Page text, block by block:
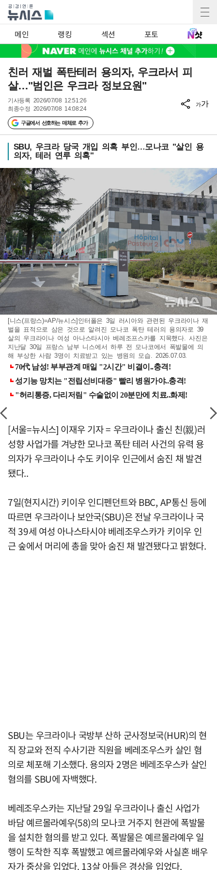
메인 랭킹 섹션 포토
친러 재벌 폭탄테러 용의자, 우크라서 피
살…"범인은 우크라 정보요원"
기사등록 2026/07/08 12:51:26
최종수정 2026/07/08 14:08:24
구글에서 선호하는 매체로 추가
가가
SBU, 우크라 당국 개입 의혹 부인…모나코 "살인 용
의자, 테러 연루 의혹"
[니스(프랑스)=AP/뉴시스]인터폴은 3일 러시아와 관련된 우크라이나 재
벌을 표적으로 삼은 것으로 알려진 모나코 폭탄 테러의 용의자로 39
살의 우크라이나 여성 아나스타시아 베레조프스카를 지목했다. 사진은
지난달 30일 프랑스 남부 니스에서 하루 전 모나코에서 폭발물에 의
해 부상한 사람 3명이 치료받고 있는 병원의 모습. 2026.07.03.
[서울=뉴시스] 이재우 기자 = 우크라이나 출신 친(親)러
성향 사업가를 겨냥한 모나코 폭탄 테러 사건의 유력 용
의자가 우크라이나 수도 키이우 인근에서 숨진 채 발견
됐다..
7일(현지시간) 키이우 인디펜던트와 BBC, AP통신 등에
따르면 우크라이나 보안국(SBU)은 전날 우크라이나 국
적 39세 여성 아나스타시야 베레조우스카가 키이우 인
근 숲에서 머리에 총을 맞아 숨진 채 발견됐다고 밝혔다.
SBU는 우크라이나 국방부 산하 군사정보국(HUR)의 현
직 장교와 전직 수사기관 직원을 베레조우스카 살인 혐
의로 체포해 기소했다. 용의자 2명은 베레조우스카 살인
혐의를 SBU에 자백했다.
베레조우스카는 지난달 29일 우크라이나 출신 사업가
바담 예르몰라예우(58)의 모나코 거주지 현관에 폭발물
을 설치한 혐의를 받고 있다. 폭발물은 예르몰라예우 일
행이 도착한 직후 폭발했고 예르몰라예우와 사실혼 배우
자가 중상을 입었다. 13살 아들은 경상을 입었다.